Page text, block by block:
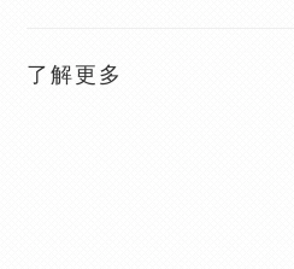
了解更多